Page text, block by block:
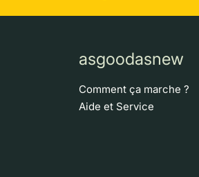
asgoodasnew
Comment ça marche ?
Aide et Service